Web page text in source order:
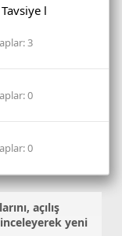
l
3
0
0
, açılış
yeni